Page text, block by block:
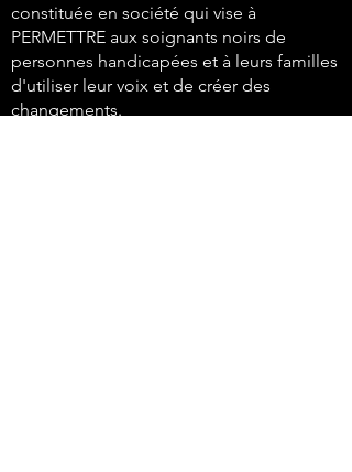
constituée en société qui vise à
PERMETTRE aux soignants noirs de
personnes handicapées et à leurs familles
d'utiliser leur voix et de créer des
changements.